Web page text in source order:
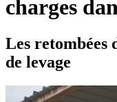
charges
Les retombées
de levage